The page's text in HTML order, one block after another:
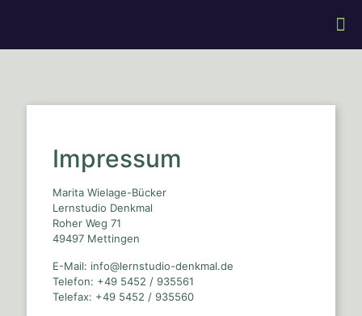
Impressum
Marita Wielage-Bücker
Lernstudio Denkmal
Roher Weg 71
49497 Mettingen
E-Mail: info@lernstudio-denkmal.de
Telefon: +49 5452 / 935561
Telefax: +49 5452 / 935560